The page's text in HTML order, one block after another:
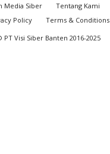
Media Siber Tentang Kami
Policy
Terms & Conditions
PT Visi Siber Banten 2016-2025